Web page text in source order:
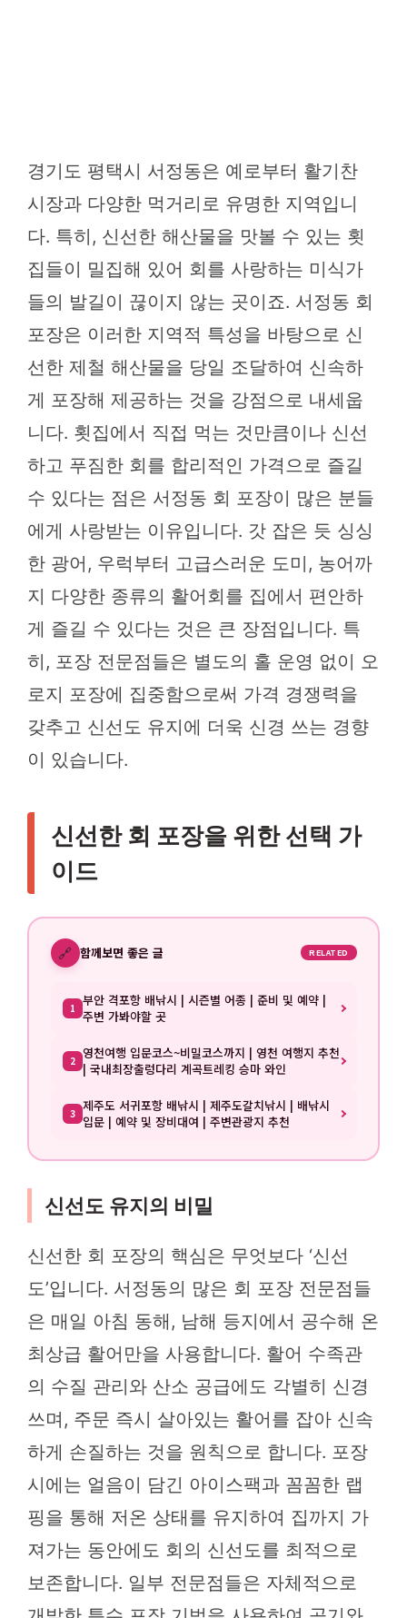
경기도 평택시 서정동은 예로부터 활기찬
시장과 다양한 먹거리로 유명한 지역입니
다. 특히, 신선한 해산물을 맛볼 수 있는 횟
집들이 밀집해 있어 회를 사랑하는 미식가
들의 발길이 끊이지 않는 곳이죠. 서정동 회
포장은 이러한 지역적 특성을 바탕으로 신
선한 제철 해산물을 당일 조달하여 신속하
게 포장해 제공하는 것을 강점으로 내세웁
니다. 횟집에서 직접 먹는 것만큼이나 신선
하고 푸짐한 회를 합리적인 가격으로 즐길
수 있다는 점은 서정동 회 포장이 많은 분들
에게 사랑받는 이유입니다. 갓 잡은 듯 싱싱
한 광어, 우럭부터 고급스러운 도미, 농어까
지 다양한 종류의 활어회를 집에서 편안하
게 즐길 수 있다는 것은 큰 장점입니다. 특
히, 포장 전문점들은 별도의 홀 운영 없이 오
로지 포장에 집중함으로써 가격 경쟁력을
갖추고 신선도 유지에 더욱 신경 쓰는 경향
이 있습니다.
신선한 회 포장을 위한 선택 가
이드
🔗 함께보면 좋은 글 RELATED
1 부안 격포항 배낚시 | 시즌별 어종 | 준비 및 예약 |
주변 가봐야할 곳
2 영천여행 입문코스~비밀코스까지 | 영천 여행지 추천
| 국내최장출렁다리 계곡트레킹 승마 와인
3 제주도 서귀포항 배낚시 | 제주도갈치낚시 | 배낚시
입문 | 예약 및 장비대여 | 주변관광지 추천
신선도 유지의 비밀
신선한 회 포장의 핵심은 무엇보다 ‘신선
도’입니다. 서정동의 많은 회 포장 전문점들
은 매일 아침 동해, 남해 등지에서 공수해 온
최상급 활어만을 사용합니다. 활어 수족관
의 수질 관리와 산소 공급에도 각별히 신경
쓰며, 주문 즉시 살아있는 활어를 잡아 신속
하게 손질하는 것을 원칙으로 합니다. 포장
시에는 얼음이 담긴 아이스팩과 꼼꼼한 랩
핑을 통해 저온 상태를 유지하여 집까지 가
져가는 동안에도 회의 신선도를 최적으로
보존합니다. 일부 전문점들은 자체적으로